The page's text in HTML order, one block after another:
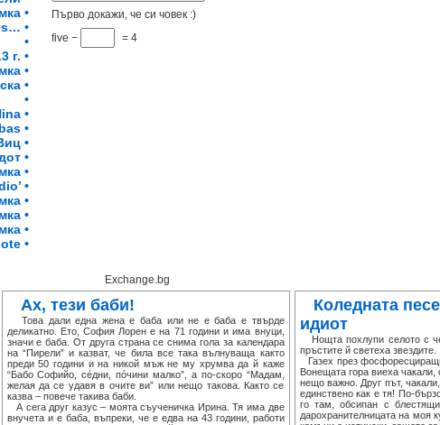
Първо докажи, че си човек :)
five −
= 4
•
•
•
г. •
•
•
•
•
•
•
•
•
•
•
•
•
•
Exchange.bg
Ах, тези баби!
Това дали една жена е баба или не е баба е твърде
деликатно. Ето, София Лорен е на 71 години и има внуци,
значи е баба. От друга страна се снима гола за календара
на “Пирели” и казват, че била все така вълнуваща както
преди 50 години и на никой мъж не му хрумва да й каже
“Бабо Софийо, сéдни, пóчини малко”, а по-скоро “Мадам,
желая да се удавя в очите ви” или нещо такова. Както се
казва – повече такива баби.
А сега друг казус – моята съученичка Ирина. Тя има две
внучета и е баба, въпреки, че е едва на 43 години, работи
Коледната
идиот
Нощта похлупи селото с
пръстите й светеха звездите.
Газех през
Вонещата гора виеха
нещо важно. Друг път,
единствено как е тя! По-
го там, обсипан с
дарохранителницата на моя